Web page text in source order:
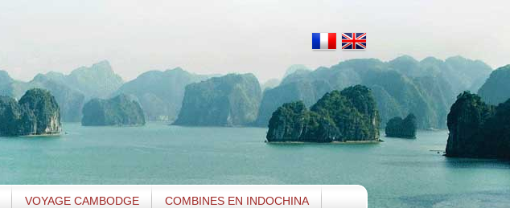
VOYAGE CAMBODGE COMBINES EN INDOCHINA